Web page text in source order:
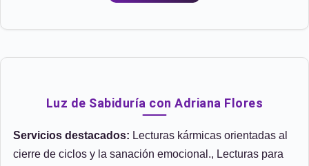
Luz de Sabiduría con Adriana Flores
Servicios destacados: Lecturas kármicas orientadas al
cierre de ciclos y la sanación emocional., Lecturas para